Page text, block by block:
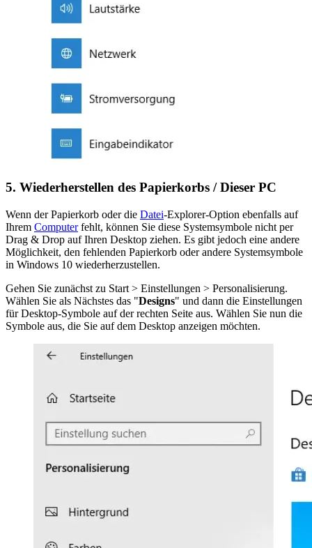
5. Wiederherstellen des Papierkorbs / Dieser PC
Wenn der Papierkorb oder die Datei-Explorer-Option ebenfalls auf
Ihrem Computerfehlt, können Sie diese Systemsymbole nicht per
Drag & Drop auf Ihren Desktop ziehen. Es gibt jedoch eine andere
Möglichkeit, den fehlenden Papierkorb oder andere Systemsymbole
in Windows 10 wiederherzustellen.
Gehen Sie zunächst zu Start > Einstellungen > Personalisierung.
Wählen Sie als Nächstes das "Designs" und dann die Einstellungen
für Desktop-Symbole auf der rechten Seite aus. Wählen Sie nun die
Symbole aus, die Sie auf dem Desktop anzeigen möchten.